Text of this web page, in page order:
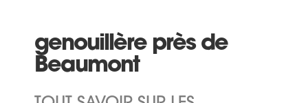
genouillère près de
Beaumont